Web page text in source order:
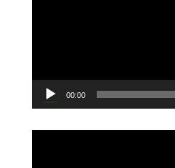
00:00